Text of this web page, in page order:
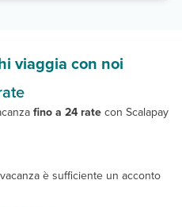
viaggia con noi
fino a 24 ratecon Scalapay
è sufficiente un acconto